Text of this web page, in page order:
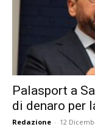
Palasport a
di denaro per
Redazione - 12